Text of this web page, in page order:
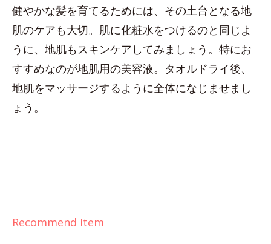
健やかな髪を育てるためには、その土台となる地
肌のケアも大切。肌に化粧水をつけるのと同じよ
うに、地肌もスキンケアしてみましょう。特にお
すすめなのが地肌用の美容液。タオルドライ後、
地肌をマッサージするように全体になじませまし
ょう。
Recommend Item